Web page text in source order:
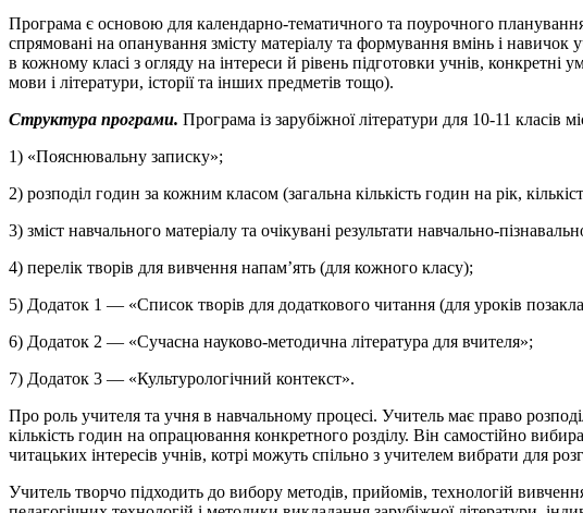
Програма є основою для календарно-тематичного та поурочного
спрямовані на опанування змісту матеріалу та формування вмінь і
в кожному класі з огляду на інтереси й рівень підготовки учнів, конкретні
мови і літератури, історії та інших предметів тощо).
Структура програми. Програма із зарубіжної літератури для 10-11 класів
1) «Пояснювальну записку»;
2) розподіл годин за кожним класом (загальна кількість годин на рік,
3) зміст навчального матеріалу та очікувані результати навчально-
4) перелік творів для вивчення напам’ять (для кожного класу);
5) Додаток 1 — «Список творів для додаткового читання (для уроків
6) Додаток 2 — «Сучасна науково-методична література для вчителя»;
7) Додаток 3 — «Культурологічний контекст».
Про роль учителя та учня в навчальному процесі. Учитель має право
кількість годин на опрацювання конкретного розділу. Він самостійно
читацьких інтересів учнів, котрі можуть спільно з учителем вибрати для
Учитель творчо підходить до вибору методів, прийомів, технологій